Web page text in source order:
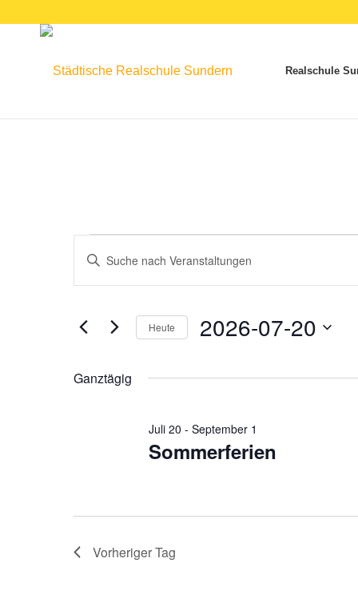
Realschule
Veranstaltungen
für
Juli
2026
Suche
und
Ansichten,
Navigation
Bitte
nach
Schlüsselwort.
Heute 2026-07-20
Ganztägig
Sommerferien
Juli 20 - September 1
Vorheriger Tag